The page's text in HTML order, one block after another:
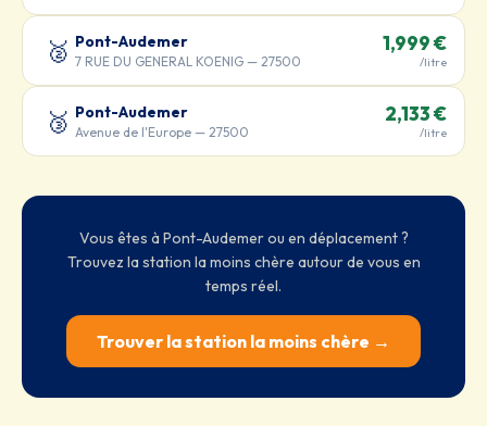
🥈 Pont-Audemer
7 RUE DU GENERAL KOENIG — 27500
1,999 €
/litre
🥉 Pont-Audemer
Avenue de l'Europe — 27500
2,133 €
/litre
Vous êtes à Pont-Audemer ou en déplacement ?
Trouvez la station la moins chère autour de vous en
temps réel.
Trouver la station la moins chère →